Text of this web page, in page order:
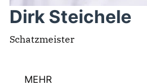
Dirk Steichele
Schatzmeister
MEHR